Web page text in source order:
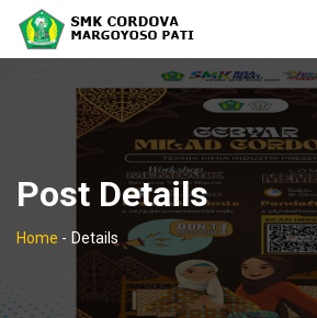
Post Details
Home - Details